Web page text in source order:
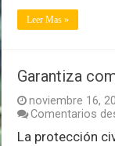
Leer Mas »
Garantiza
noviembre 16,
Comentarios
La protección